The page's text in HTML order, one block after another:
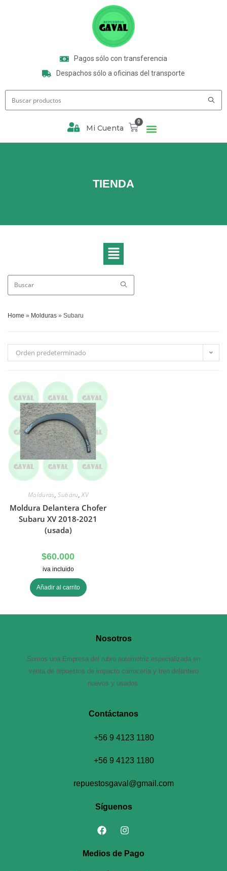
Pagos sólo con transferencia
Despachos sólo a oficinas del transporte
Mi Cuenta
0
TIENDA
Home » Molduras » Subaru
Orden predeterminado
Molduras,Subaru,XV
Moldura Delantera Chofer
Subaru XV 2018-2021
(usada)
$60.000
iva incluido
Añadir al carrito
Nosotros
Somos una Empresa del rubro automotriz especializada en
venta de repuestos de impacto carrocería y tren delantero
nuevos y usados.
Contáctanos​
+56 9 4123 1180
+56 9 4123 1180
repuestosgaval@gmail.com
Síguenos
Medios de Pago